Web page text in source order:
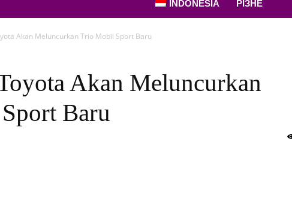
INDONESIA РІЗНЕ
Akan Meluncurkan Trio Mobil Sport Baru
Akan Meluncurkan
Baru